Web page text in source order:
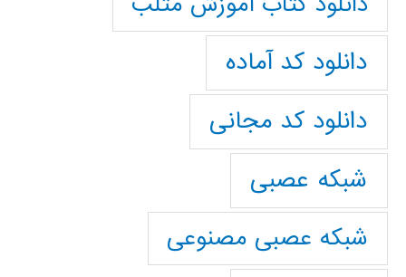
دانلود کد آماده
دانلود کد مجانی
شبکه عصبی
شبکه عصبی مصنوعی